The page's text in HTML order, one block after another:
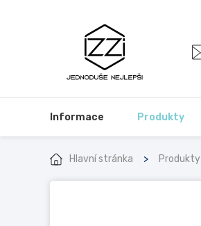
Informace Produkty
Hlavní stránka Produkty